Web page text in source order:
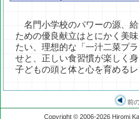
名門小学校のパワーの源、給
ための優良献立はとにかく美
たい、理想的な「一汁二菜プ
せと、正しい食習慣が楽しく
子どもの頭と体と心を育める
前
Copyright © 2006-2026 Hiromi